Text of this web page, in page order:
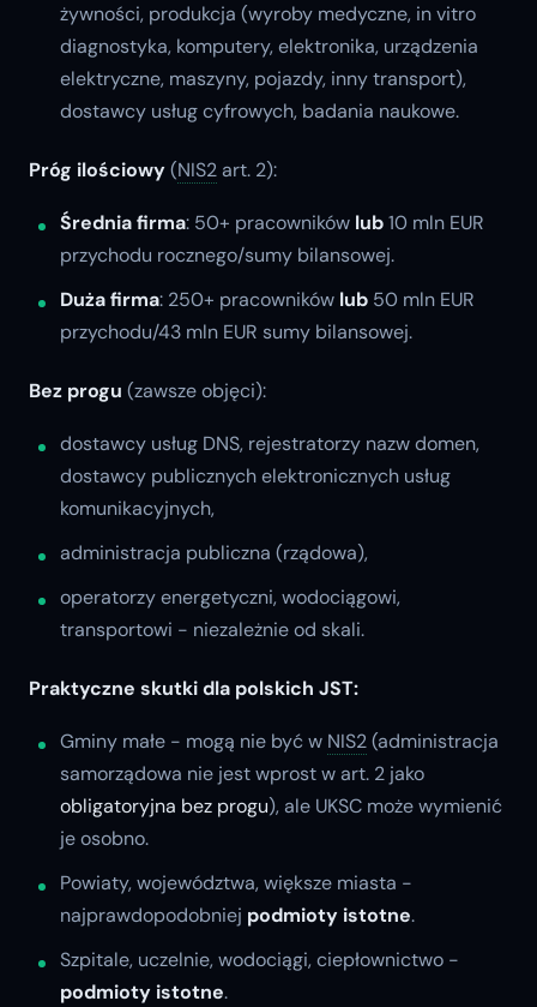
żywności, produkcja (wyroby medyczne, in vitro
diagnostyka, komputery, elektronika, urządzenia
elektryczne, maszyny, pojazdy, inny transport),
dostawcy usług cyfrowych, badania naukowe.
Próg ilościowy(NIS2art. 2):
Średnia firma: 50+ pracowników lub10 mln EUR
przychodu rocznego/sumy bilansowej.
Duża firma: 250+ pracowników lub 50 mln EUR
przychodu/43 mln EUR sumy bilansowej.
Bez progu (zawsze objęci):
dostawcy usług DNS, rejestratorzy nazw domen,
dostawcy publicznych elektronicznych usług
komunikacyjnych,
administracja publiczna (rządowa),
operatorzy energetyczni, wodociągowi,
transportowi - niezależnie od skali.
Praktyczne skutki dla polskich JST:
Gminy małe - mogą nie być w NIS2(administracja
samorządowa nie jest wprost w art. 2 jako
obligatoryjna bez progu), ale UKSC może wymienić
je osobno.
Powiaty, województwa, większe miasta -
najprawdopodobniej podmioty istotne.
Szpitale, uczelnie, wodociągi, ciepłownictwo -
podmioty istotne.